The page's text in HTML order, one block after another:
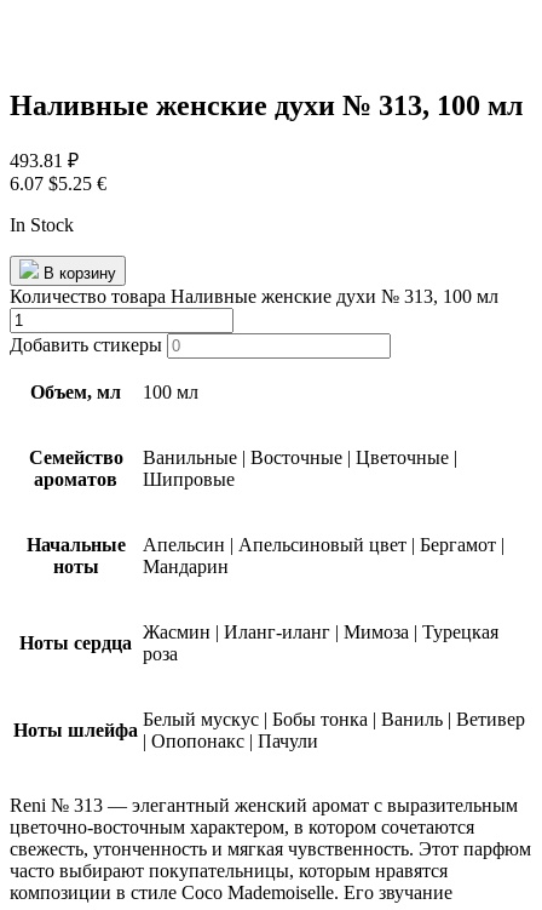
Наливные женские духи № 313, 100 мл
493.81 ₽
6.07 $5.25 €
In Stock
В корзину
Количество товара Наливные женские духи № 313, 100 мл
Добавить стикеры
Объем, мл 100 мл
Семейство
ароматов
Ванильные | Восточные | Цветочные |
Шипровые
Начальные
ноты
Апельсин | Апельсиновый цвет | Бергамот |
Мандарин
Ноты сердца
Жасмин | Иланг-иланг | Мимоза | Турецкая
роза
Ноты шлейфа
Белый мускус | Бобы тонка | Ваниль | Ветивер
| Опопонакс | Пачули
Reni № 313 — элегантный женский аромат с выразительным
цветочно-восточным характером, в котором сочетаются
свежесть, утонченность и мягкая чувственность. Этот парфюм
часто выбирают покупательницы, которым нравятся
композиции в стиле Coco Mademoiselle. Его звучание